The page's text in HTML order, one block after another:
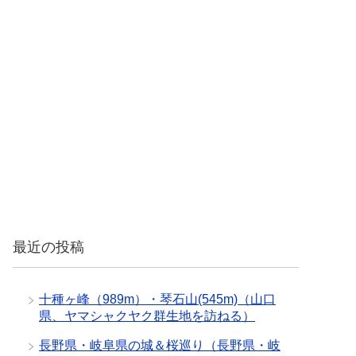
最近の投稿
十種ヶ峰（989m）・琴石山(545m)（山口
県、ヤマシャクヤク群生地を訪ねる）
長野県・岐阜県の城＆桜巡り（長野県・岐